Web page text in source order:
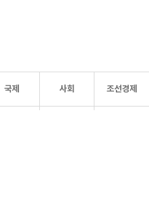
국제 사회 조선경제